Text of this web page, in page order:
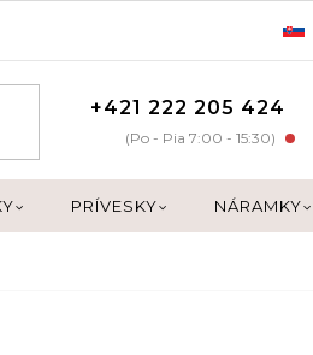
+421 222 205 424
(Po - Pia 7:00 - 15:30)
PRÍVESKY NÁRAMKY